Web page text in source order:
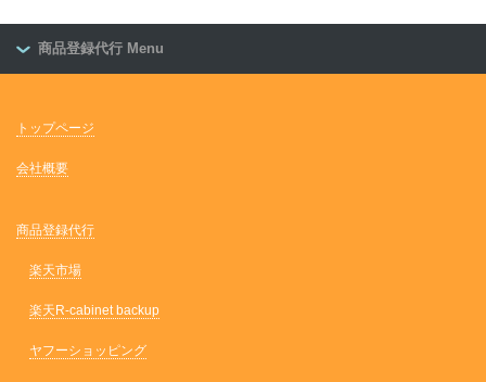
商品登録代行 Menu
トップページ
会社概要
商品登録代行
楽天市場
楽天R-cabinet backup
ヤフーショッピング